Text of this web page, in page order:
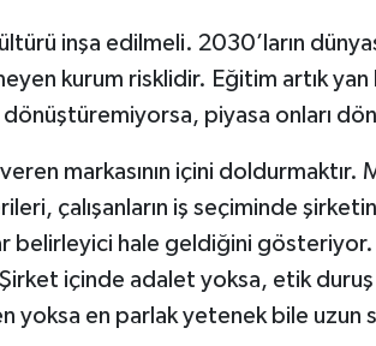
inşa edilmeli. 2030’ların
kurum risklidir. Eğitim artık
dönüştüremiyorsa, piyasa onları
markasının içini
çalışanların iş seçiminde
belirleyici hale geldiğini
içinde adalet yoksa, etik
yoksa en parlak yetenek bile uzun